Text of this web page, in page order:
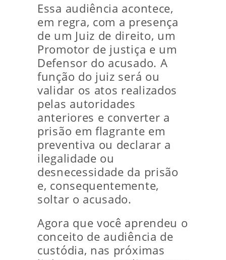
Essa audiência acontece,
em regra, com a presença
de um Juiz de direito, um
Promotor de justiça e um
Defensor do acusado. A
função do juiz será ou
validar os atos realizados
pelas autoridades
anteriores e converter a
prisão em flagrante em
preventiva ou declarar a
ilegalidade ou
desnecessidade da prisão
e, consequentemente,
soltar o acusado.
Agora que você aprendeu o
conceito de audiência de
custódia, nas próximas